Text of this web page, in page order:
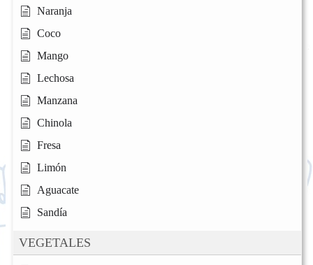
Naranja
Coco
Mango
Lechosa
Manzana
Chinola
Fresa
Limón
Aguacate
Sandía
VEGETALES